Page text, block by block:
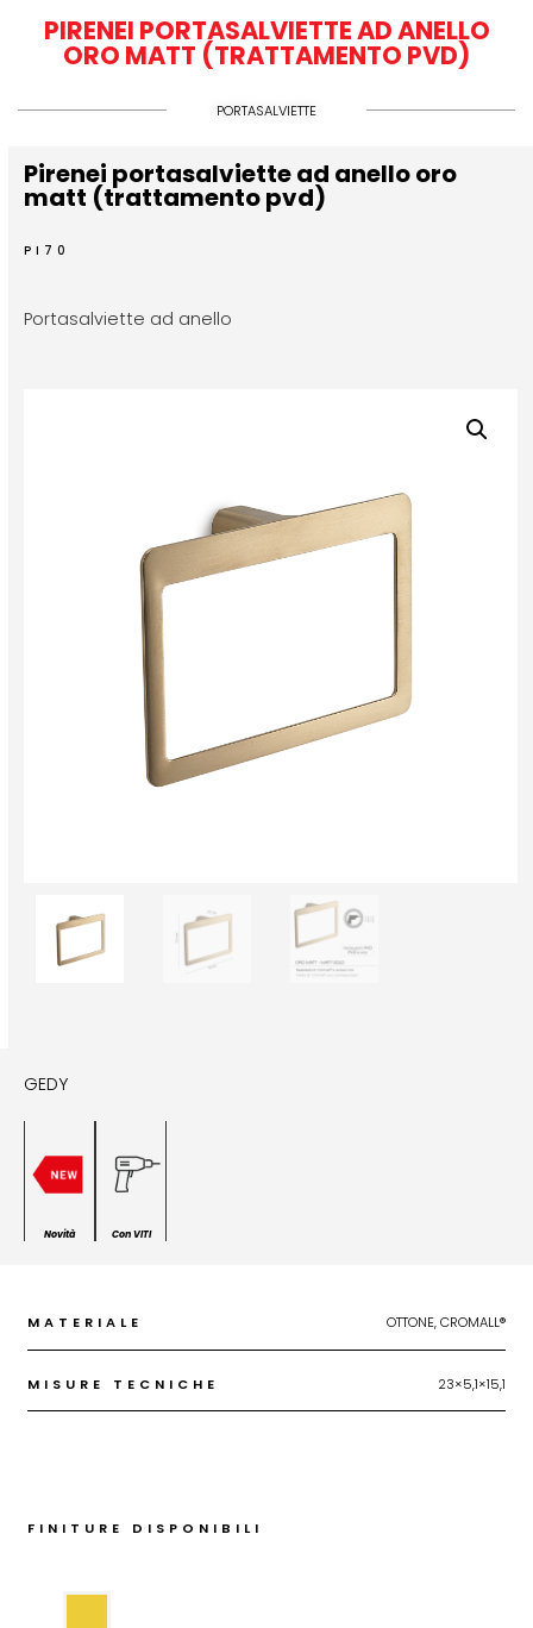
PIRENEI PORTASALVIETTE AD ANELLO
ORO MATT (TRATTAMENTO PVD)
PORTASALVIETTE
Pirenei portasalviette ad anello oro
matt (trattamento pvd)
PI70
Portasalviette ad anello
GEDY
Novità Con VITI
MATERIALE OTTONE, CROMALL®
MISURE TECNICHE 23×5,1×15,1
FINITURE DISPONIBILI